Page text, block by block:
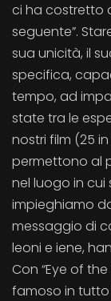
ci ha costretto
seguente”.
sua unicità, il
specifica,
tempo, ad
state tra le
nostri film (25
permettono al
nel luogo in cui
impieghiamo
messaggio di
leoni e iene,
Con “Eye of
famoso in